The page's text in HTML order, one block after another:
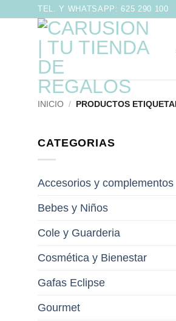
contenido
TEL. Y WHATSAPP: 625 290 100
INICIO / PRODUCTOS
CATEGORIAS
Accesorios y complementos
Bebes y Niños
Cole y Guarderia
Cosmética y Bienestar
Gafas Eclipse
Gourmet